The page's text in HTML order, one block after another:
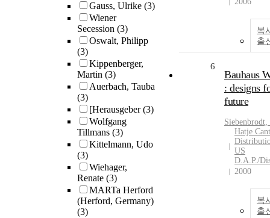
Gauss, Ulrike (3)
Wiener
Secession (3)
Oswalt, Philipp
(3)
Kippenberger,
Martin (3)
Auerbach, Tauba
(3)
[Herausgeber(3)
Wolfgang
Tillmans (3)
Kittelmann, Udo
(3)
Wiehager,
Renate (3)
MARTa Herford
(Herford, Germany)
(3)
복
출
6
Bauhaus
: designs
future
Hatje
US
D.A.P./
2000
복
출